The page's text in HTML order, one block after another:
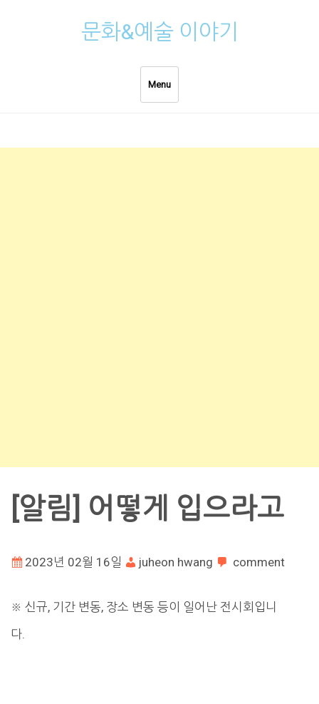
문화&예술 이야기
Menu
[알림] 어떻게 입으라고
2023년 02월 16일 juheon hwang comment
※ 신규, 기간 변동, 장소 변동 등이 일어난 전시회입니
다.